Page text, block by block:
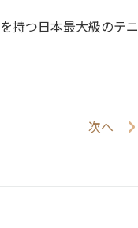
持つ日本最大級のテニ
次へ